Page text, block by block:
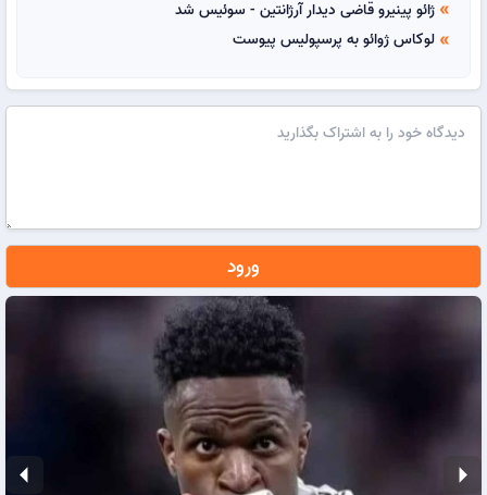
double_arrow ژائو پینیرو قاضی دیدار آرژانتین - سوئیس شد
double_arrow لوکاس ژوائو به پرسپولیس پیوست
ورود
arrow_right
arrow_left